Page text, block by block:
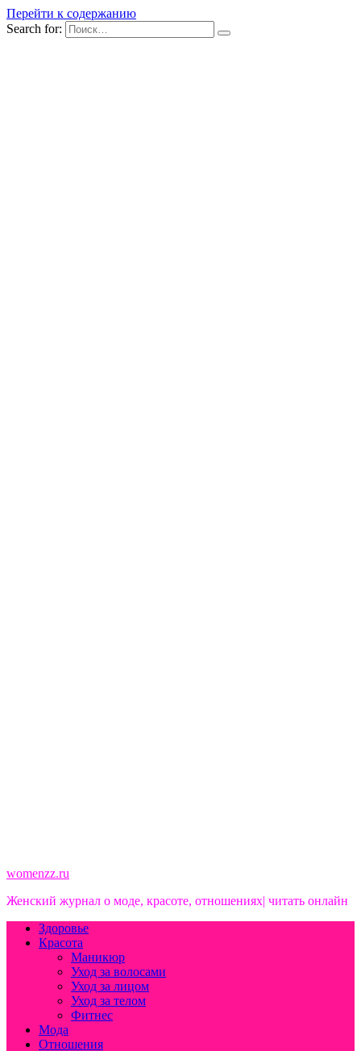
Перейти к содержанию
Search for:
womenzz.ru
Женский журнал о моде, красоте, отношениях| читать онлайн
Здоровье
Красота
Маникюр
Уход за волосами
Уход за лицом
Уход за телом
Фитнес
Мода
Отношения